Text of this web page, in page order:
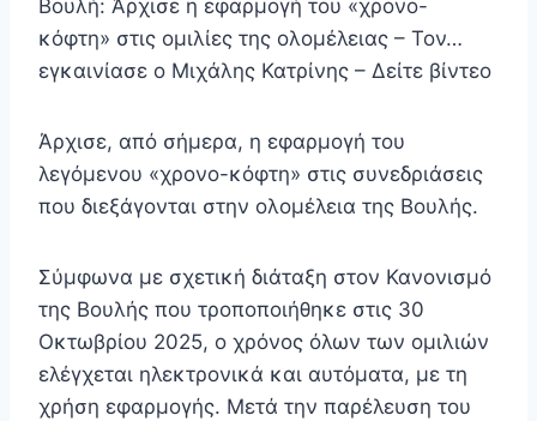
Βουλή: Άρχισε η εφαρμογή του «χρονο-
κόφτη» στις ομιλίες της ολομέλειας – Τον…
εγκαινίασε ο Μιχάλης Κατρίνης – Δείτε βίντεο
Άρχισε, από σήμερα, η εφαρμογή του
λεγόμενου «χρονο-κόφτη» στις συνεδριάσεις
που διεξάγονται στην ολομέλεια της Βουλής.
Σύμφωνα με σχετική διάταξη στον Κανονισμό
της Βουλής που τροποποιήθηκε στις 30
Οκτωβρίου 2025, ο χρόνος όλων των ομιλιών
ελέγχεται ηλεκτρονικά και αυτόματα, με τη
χρήση εφαρμογής. Μετά την παρέλευση του